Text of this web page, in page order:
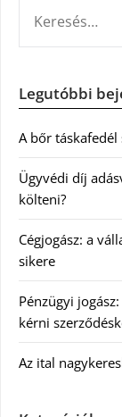
Legutóbbi
A bőr
Ügyvédi díj
költeni?
Cégjogász: a
sikere
Pénzügyi
kérni
Az ital